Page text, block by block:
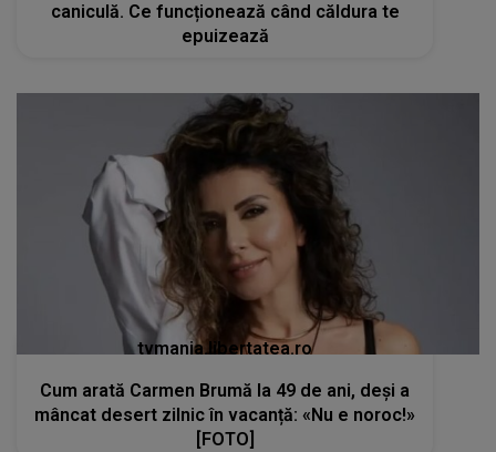
caniculă. Ce funcționează când căldura te
epuizează
tvmania.libertatea.ro
Cum arată Carmen Brumă la 49 de ani, deși a
mâncat desert zilnic în vacanță: «Nu e noroc!»
[FOTO]